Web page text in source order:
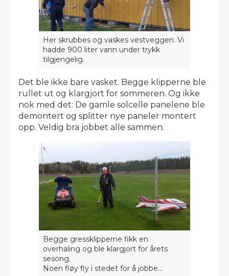
Her skrubbes og vaskes vestveggen. Vi
hadde 900 liter vann under trykk
tilgjengelig.
Det ble ikke bare vasket. Begge klipperne ble
rullet ut og klargjort for sommeren. Og ikke
nok med det: De gamle solcelle panelene ble
demontert og splitter nye paneler montert
opp. Veldig bra jobbet alle sammen.
Begge gressklipperne fikk en
overhaling og ble klargjort for årets
sesong.
Noen fløy fly i stedet for å jobbe...